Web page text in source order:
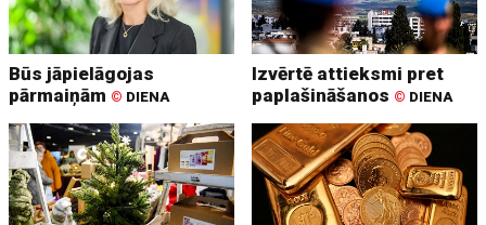
Būs jāpielāgojas
pārmaiņām © DIENA
Izvērtē attieksmi pret
paplašināšanos © DIENA